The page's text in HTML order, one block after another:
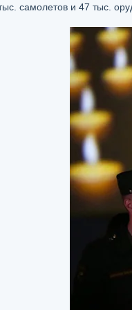
самолетов и 47 тыс.